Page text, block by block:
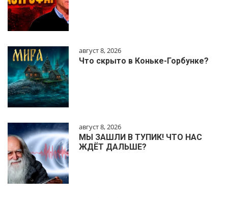
август 8, 2026
Что скрыто в Коньке-Горбунке?
август 8, 2026
МЫ ЗАШЛИ В ТУПИК! ЧТО НАС
ЖДЁТ ДАЛЬШЕ?